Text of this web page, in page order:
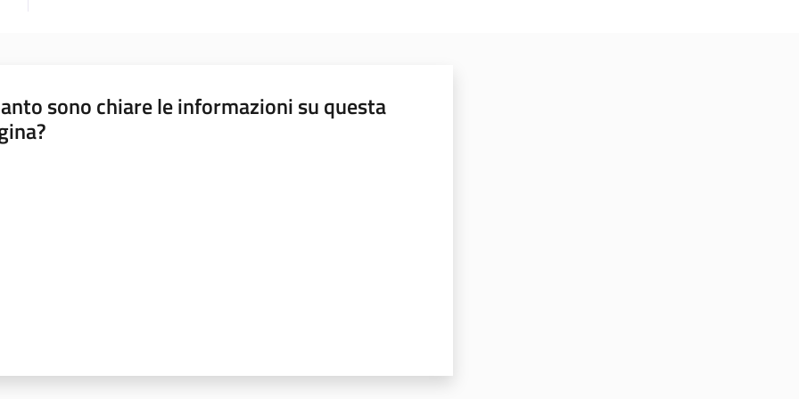
sono chiare le informazioni su questa